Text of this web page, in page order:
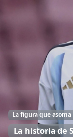
La figura que asoma
La historia de